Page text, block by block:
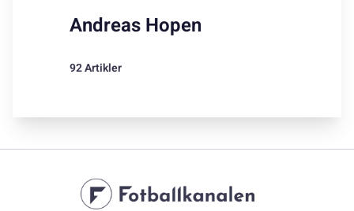
Andreas Hopen
92 Artikler